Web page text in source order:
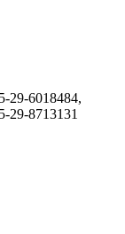
29-6018484,
29-8713131